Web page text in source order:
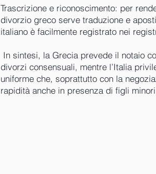
Trascrizione e riconoscimento: per
divorzio greco serve traduzione e
italiano è facilmente registrato nei
In sintesi, la Grecia prevede il notaio
divorzi consensuali, mentre l’Italia
uniforme che, soprattutto con la
rapidità anche in presenza di figli